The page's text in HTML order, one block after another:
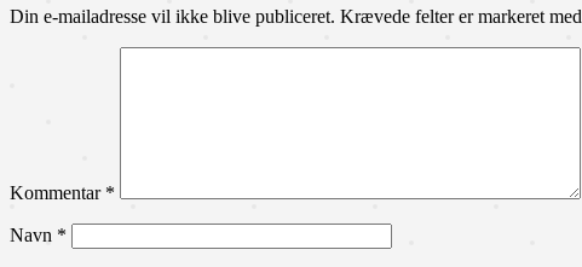
Din e-mailadresse vil ikke blive publiceret. Krævede felter er markeret med
Kommentar *
Navn *